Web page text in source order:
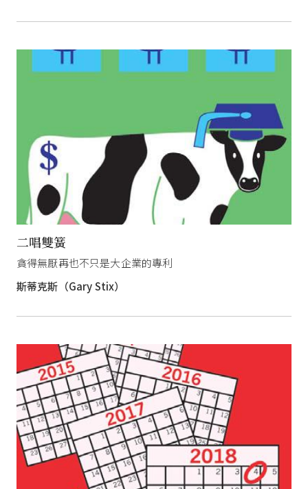
二唱雙簧
貪得無厭再也不只是大企業的專利
斯蒂克斯（Gary Stix）